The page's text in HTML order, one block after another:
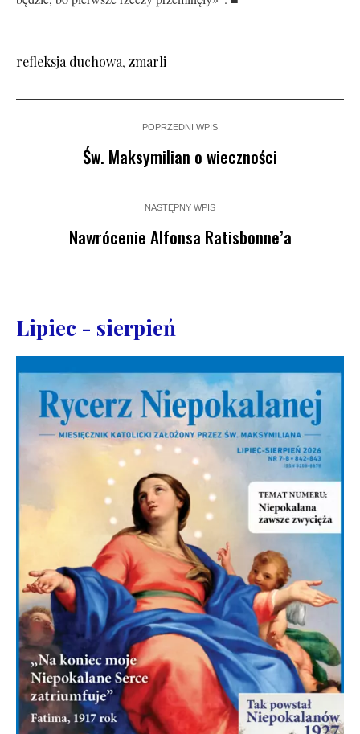
refleksja duchowa, zmarli
POPRZEDNI WPIS
Św. Maksymilian o wieczności
NASTĘPNY WPIS
Nawrócenie Alfonsa Ratisbonne’a
Lipiec - sierpień